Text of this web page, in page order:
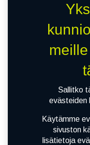
Sallitko
evästeiden
Käytämme
sivuston
lisätietoja